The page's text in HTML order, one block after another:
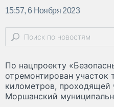
15:57, 6 Ноября 2023
По нацпроекту
отремонтирован участок
километров,
Моршанский